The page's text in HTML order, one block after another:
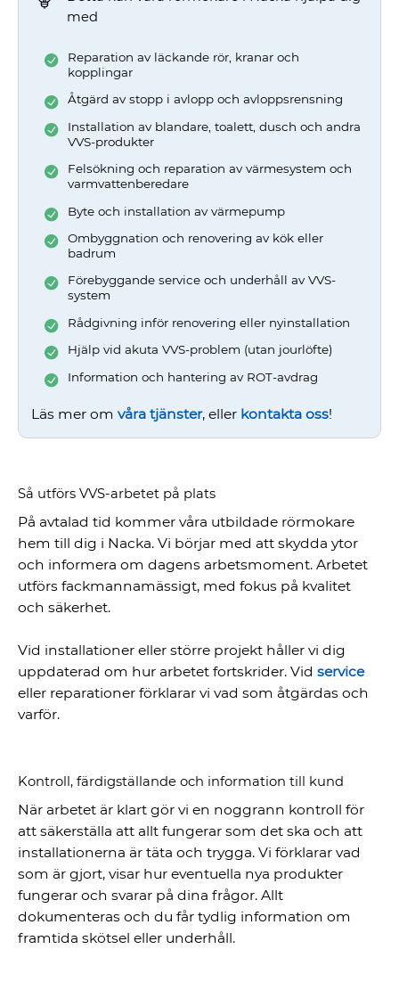
med
Reparation av läckande rör, kranar och
kopplingar
Åtgärd av stopp i avlopp och avloppsrensning
Installation av blandare, toalett, dusch och andra
VVS-produkter
Felsökning och reparation av värmesystem och
varmvattenberedare
Byte och installation av värmepump
Ombyggnation och renovering av kök eller
badrum
Förebyggande service och underhåll av VVS-
system
Rådgivning inför renovering eller nyinstallation
Hjälp vid akuta VVS-problem (utan jourlöfte)
Information och hantering av ROT-avdrag
Läs mer om våra tjänster, eller kontakta oss!
Så utförs VVS-arbetet på plats
På avtalad tid kommer våra utbildade rörmokare
hem till dig i Nacka. Vi börjar med att skydda ytor
och informera om dagens arbetsmoment. Arbetet
utförs fackmannamässigt, med fokus på kvalitet
och säkerhet.
Vid installationer eller större projekt håller vi dig
uppdaterad om hur arbetet fortskrider. Vidservice
eller reparationer förklarar vi vad som åtgärdas och
varför.
Kontroll, färdigställande och information till kund
När arbetet är klart gör vi en noggrann kontroll för
att säkerställa att allt fungerar som det ska och att
installationerna är täta och trygga. Vi förklarar vad
som är gjort, visar hur eventuella nya produkter
fungerar och svarar på dina frågor. Allt
dokumenteras och du får tydlig information om
framtida skötsel eller underhåll.